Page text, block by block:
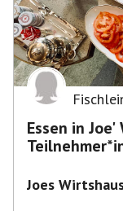
Essen in
Joes